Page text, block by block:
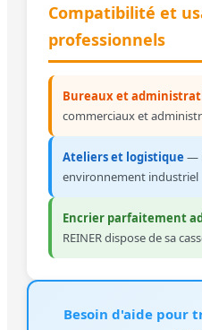
Compatibilité et
professionnels
Bureaux et
commerciaux et
Ateliers et logistique —
environnement industriel
Encrier parfaitement
REINER dispose de sa
Besoin d'aide pour